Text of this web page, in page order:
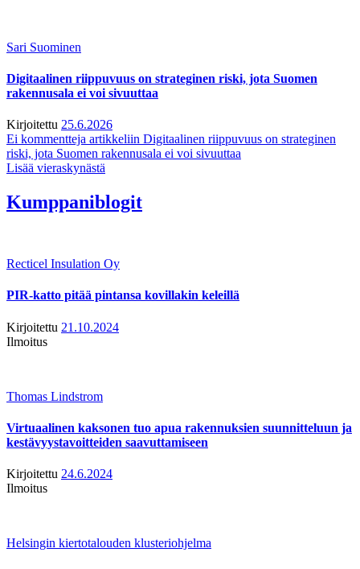
Sari Suominen
Digitaalinen riippuvuus on strateginen riski, jota Suomen
rakennusala ei voi sivuuttaa
Kirjoitettu 25.6.2026
Ei kommentteja artikkeliin Digitaalinen riippuvuus on strateginen
riski, jota Suomen rakennusala ei voi sivuuttaa
Lisää vieraskynästä
Kumppaniblogit
Recticel Insulation Oy
PIR-katto pitää pintansa kovillakin keleillä
Kirjoitettu 21.10.2024
Ilmoitus
Thomas Lindstrom
Virtuaalinen kaksonen tuo apua rakennuksien suunnitteluun ja
kestävyystavoitteiden saavuttamiseen
Kirjoitettu 24.6.2024
Ilmoitus
Helsingin kiertotalouden klusteriohjelma